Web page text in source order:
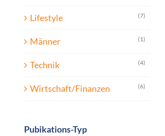
Lifestyle (7)
Männer (1)
Technik (4)
Wirtschaft/Finanzen (6)
Pubikations-Typ